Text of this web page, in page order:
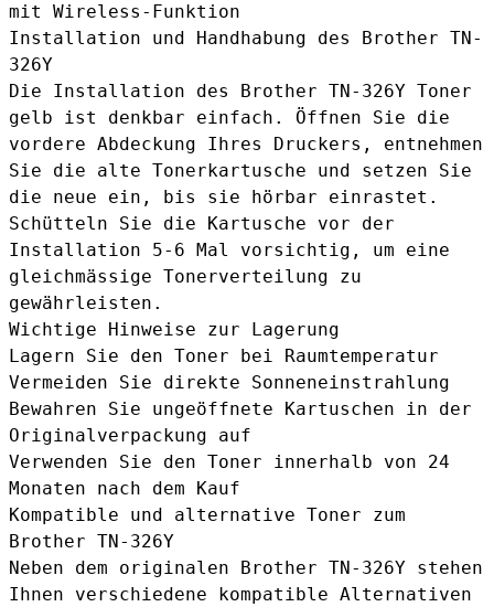
mit Wireless-Funktion
Installation und Handhabung des Brother TN-
326Y
Die Installation des Brother TN-326Y Toner
gelb ist denkbar einfach. Öffnen Sie die
vordere Abdeckung Ihres Druckers, entnehmen
Sie die alte Tonerkartusche und setzen Sie
die neue ein, bis sie hörbar einrastet.
Schütteln Sie die Kartusche vor der
Installation 5-6 Mal vorsichtig, um eine
gleichmässige Tonerverteilung zu
gewährleisten.
Wichtige Hinweise zur Lagerung
Lagern Sie den Toner bei Raumtemperatur
Vermeiden Sie direkte Sonneneinstrahlung
Bewahren Sie ungeöffnete Kartuschen in der
Originalverpackung auf
Verwenden Sie den Toner innerhalb von 24
Monaten nach dem Kauf
Kompatible und alternative Toner zum
Brother TN-326Y
Neben dem originalen Brother TN-326Y stehen
Ihnen verschiedene kompatible Alternativen